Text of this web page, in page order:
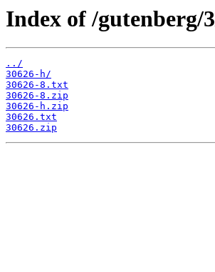
Index of /gutenberg/
../
30626-h/
30626-8.txt
30626-8.zip
30626-h.zip
30626.txt
30626.zip